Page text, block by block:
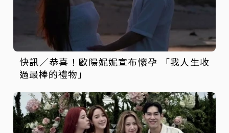
快訊／恭喜！歐陽妮妮宣布懷孕 「我人生收
過最棒的禮物」